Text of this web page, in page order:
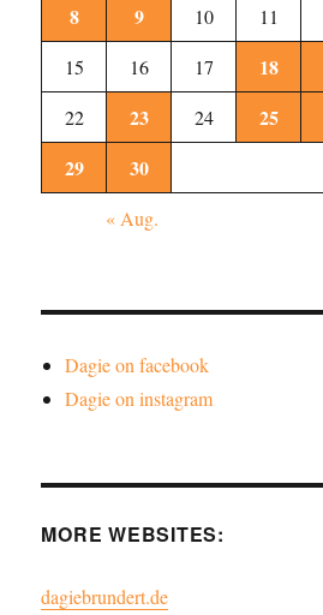
8 9 10 11
15
16 17 18
22
23 24 25
29 30
« Aug.
Dagie on facebook
Dagie on instagram
MORE WEBSITES:
dagiebrundert.de